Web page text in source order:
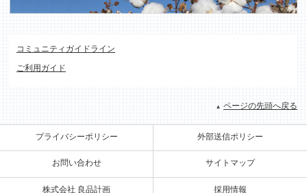
コミュニティガイドライン
ご利用ガイド
ページの先頭へ戻る
プライバシーポリシー 外部送信ポリシー
お問い合わせ サイトマップ
株式会社 良品計画 採用情報